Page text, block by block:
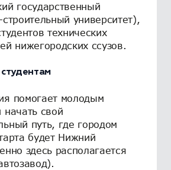
государственный
строительный университет),
технических
нижегородских ссузов.
помогает молодым
начать свой
путь, где городом
будет Нижний
здесь располагается